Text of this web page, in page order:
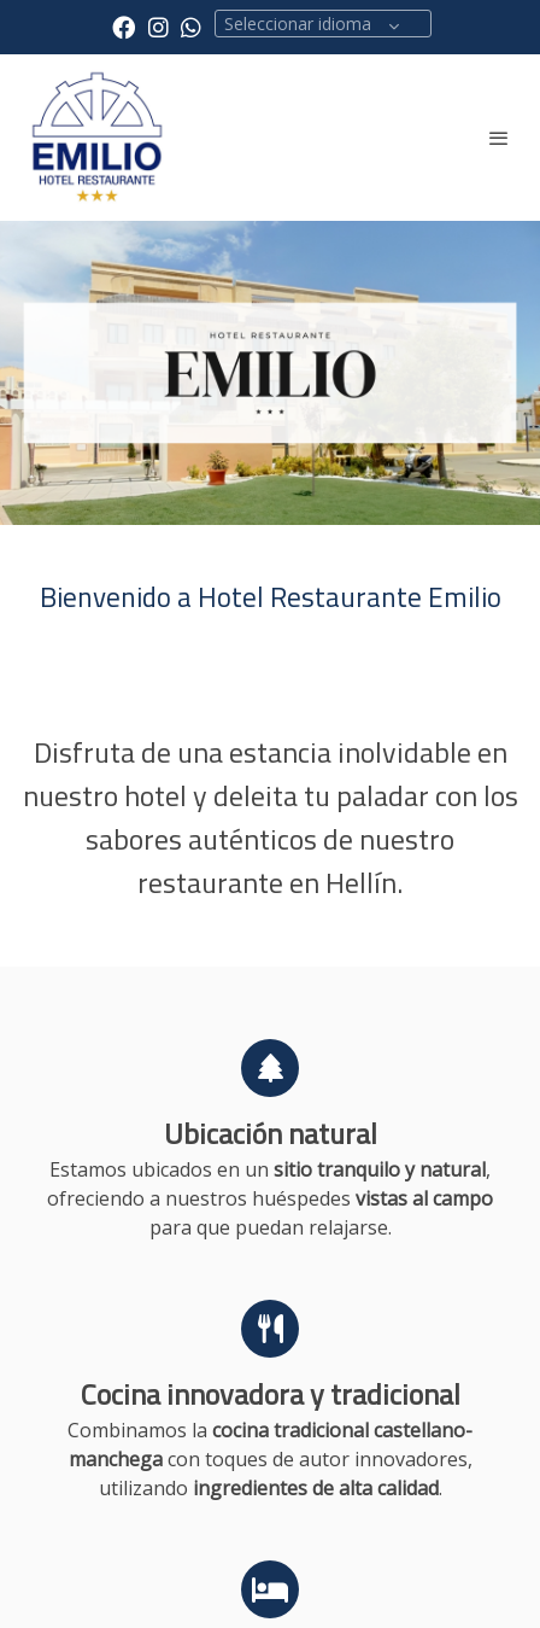
Seleccionar idioma
Bienvenido a Hotel Restaurante Emilio
Disfruta de una estancia inolvidable en
nuestro hotel y deleita tu paladar con los
sabores auténticos de nuestro
restaurante en Hellín.
Ubicación natural
Estamos ubicados en un sitio tranquilo y natural,
ofreciendo a nuestros huéspedes vistas al campo
para que puedan relajarse.
Cocina innovadora y tradicional
Combinamos la cocina tradicional castellano-
manchegacon toques de autor innovadores,
utilizando ingredientes de alta calidad.